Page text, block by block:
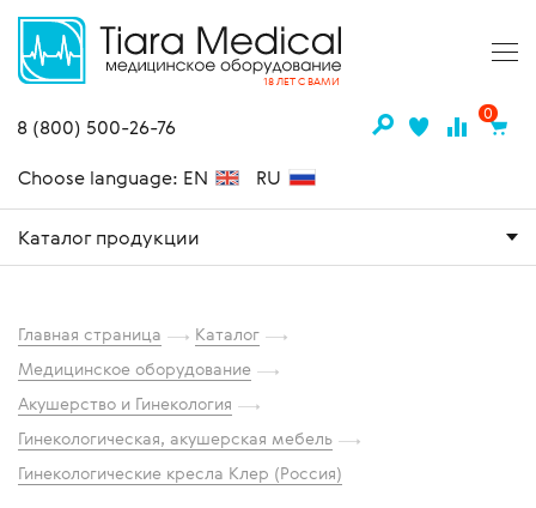
18 ЛЕТ С ВАМИ
8 (800) 500-26-76
0
Choose language: EN RU
Каталог продукции
Главная страница
Каталог
Медицинское оборудование
Акушерство и Гинекология
Гинекологическая, акушерская мебель
Гинекологические кресла Клер (Россия)